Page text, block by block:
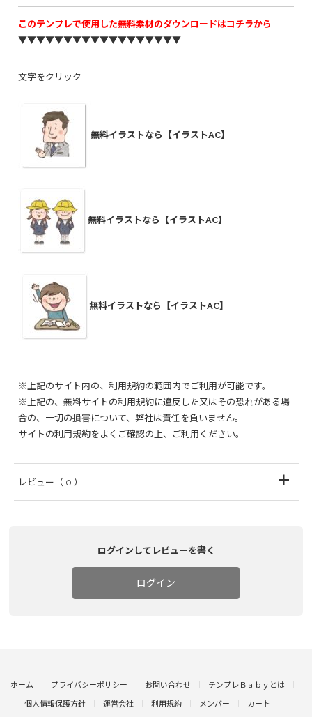
このテンプレで使用した無料素材のダウンロードはコチラから
▼▼▼▼▼▼▼▼▼▼▼▼▼▼▼▼▼▼
文字をクリック
無料イラストなら【イラストAC】
無料イラストなら【イラストAC】
無料イラストなら【イラストAC】
※上記のサイト内の、利用規約の範囲内でご利用が可能です。
※上記の、無料サイトの利用規約に違反した又はその恐れがある場
合の、一切の損害について、弊社は責任を負いません。
サイトの利用規約をよくご確認の上、ご利用ください。
レビュー （ 0 ）
ログインしてレビューを書く
ログイン
ホーム プライバシーポリシー お問い合わせ テンプレＢａｂｙとは
個人情報保護方針 運営会社 利用規約 メンバー カート